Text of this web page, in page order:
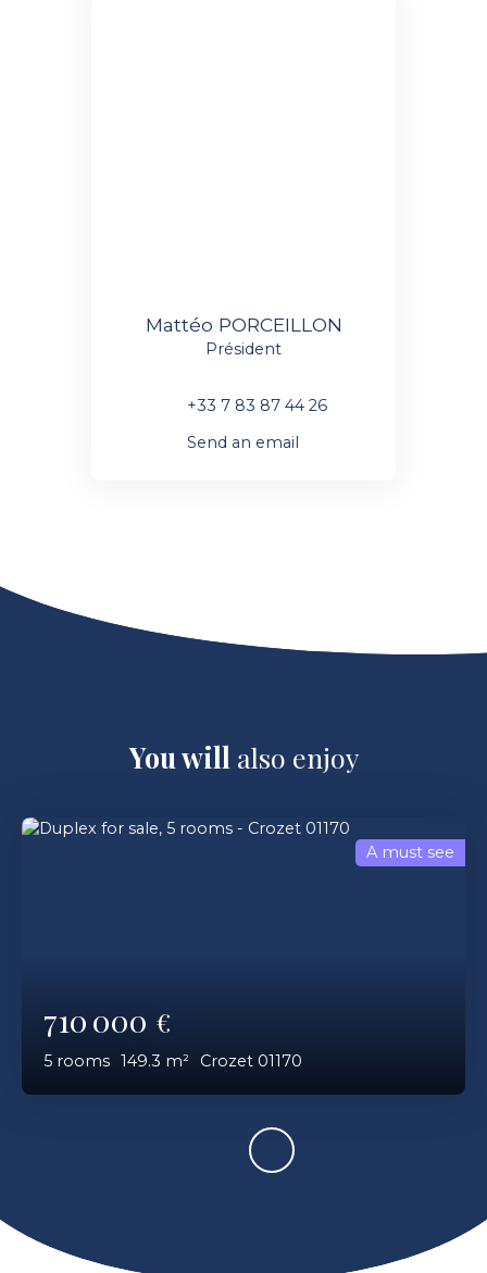
Mattéo PORCEILLON
Président
+33 7 83 87 44 26
Send an email
You will also enjoy
710 000 €
5 rooms 149.3 m² Crozet 01170
A must see